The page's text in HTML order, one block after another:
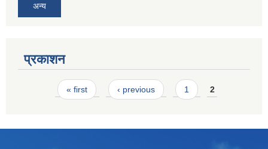
अन्य
प्रकाशन
Pages« first ‹ previous 1 2